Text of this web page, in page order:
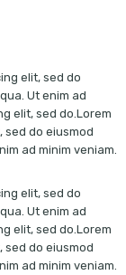
elit, sed do
Ut enim ad
elit, sed do.Lorem
sed do eiusmod
ad minim veniam.
elit, sed do
Ut enim ad
elit, sed do.Lorem
sed do eiusmod
ad minim veniam.